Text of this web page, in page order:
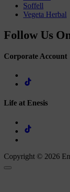
Soffell
Vegeta Herbal
Follow Us
Corporate Account
Life at Enesis
Copyright © 2026